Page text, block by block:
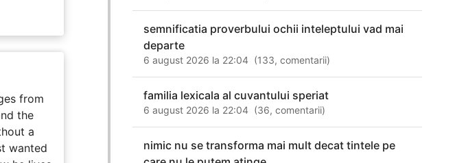
from
the
a
wanted
semnificatia proverbului ochii inteleptului vad mai
departe
6 august 2026 la 22:04 (133,comentarii)
familia lexicala al cuvantului speriat
6 august 2026 la 22:04 (36,comentarii)
nimic nu se transforma mai mult decat tintele pe